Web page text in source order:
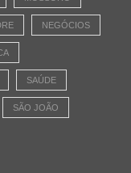
NEGÓCIOS
SAÚDE
SÃO JOÃO